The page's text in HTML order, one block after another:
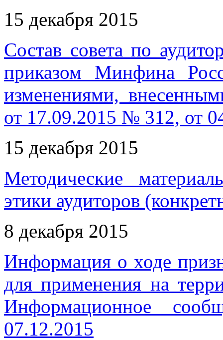
15 декабря 2015
Состав совета по
приказом Минфина
изменениями,
от 17.09.2015 № 312, от
15 декабря 2015
Методические
этики аудиторов
8 декабря 2015
Информация о ходе
для применения на
Информационное
07.12.2015